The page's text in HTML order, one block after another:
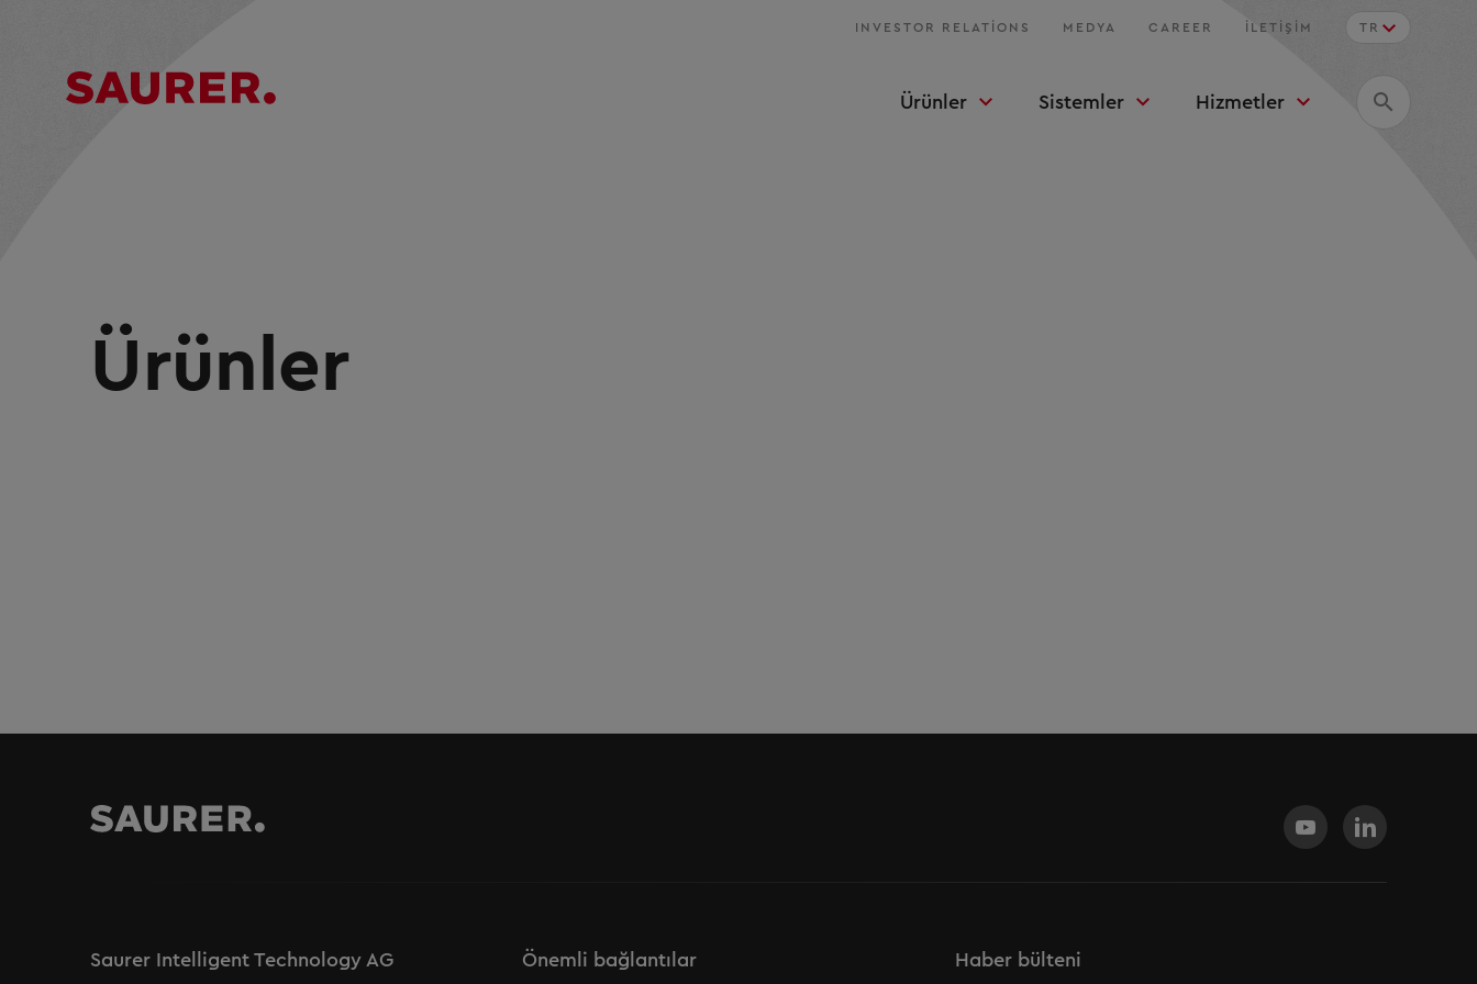
INVESTOR RELATIONS MEDYA CAREER İLETIŞIM TR
Ürünler Sistemler Hizmetler
Ürünler
Saurer Intelligent Technology AG Önemli bağlantılar Haber bülteni